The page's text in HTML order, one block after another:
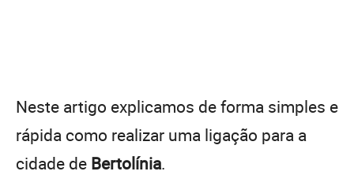
Neste artigo explicamos de forma simples e
rápida como realizar uma ligação para a
cidade de Bertolínia.